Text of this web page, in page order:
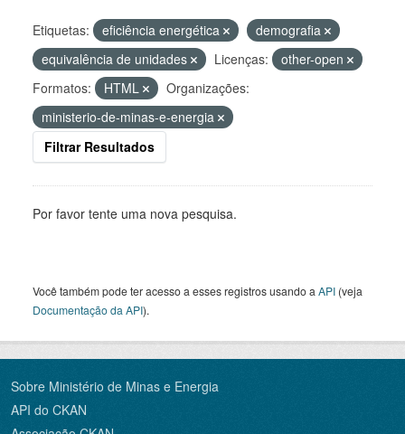
Etiquetas: eficiência energética
demografia
equivalência de unidades
Licenças:
other-open
Formatos:
HTML
Organizações:
ministerio-de-minas-e-energia
Filtrar Resultados
Por favor tente uma nova pesquisa.
Você também pode ter acesso a esses registros usando a API (veja
Documentação da API).
Sobre Ministério de Minas e Energia
API do CKAN